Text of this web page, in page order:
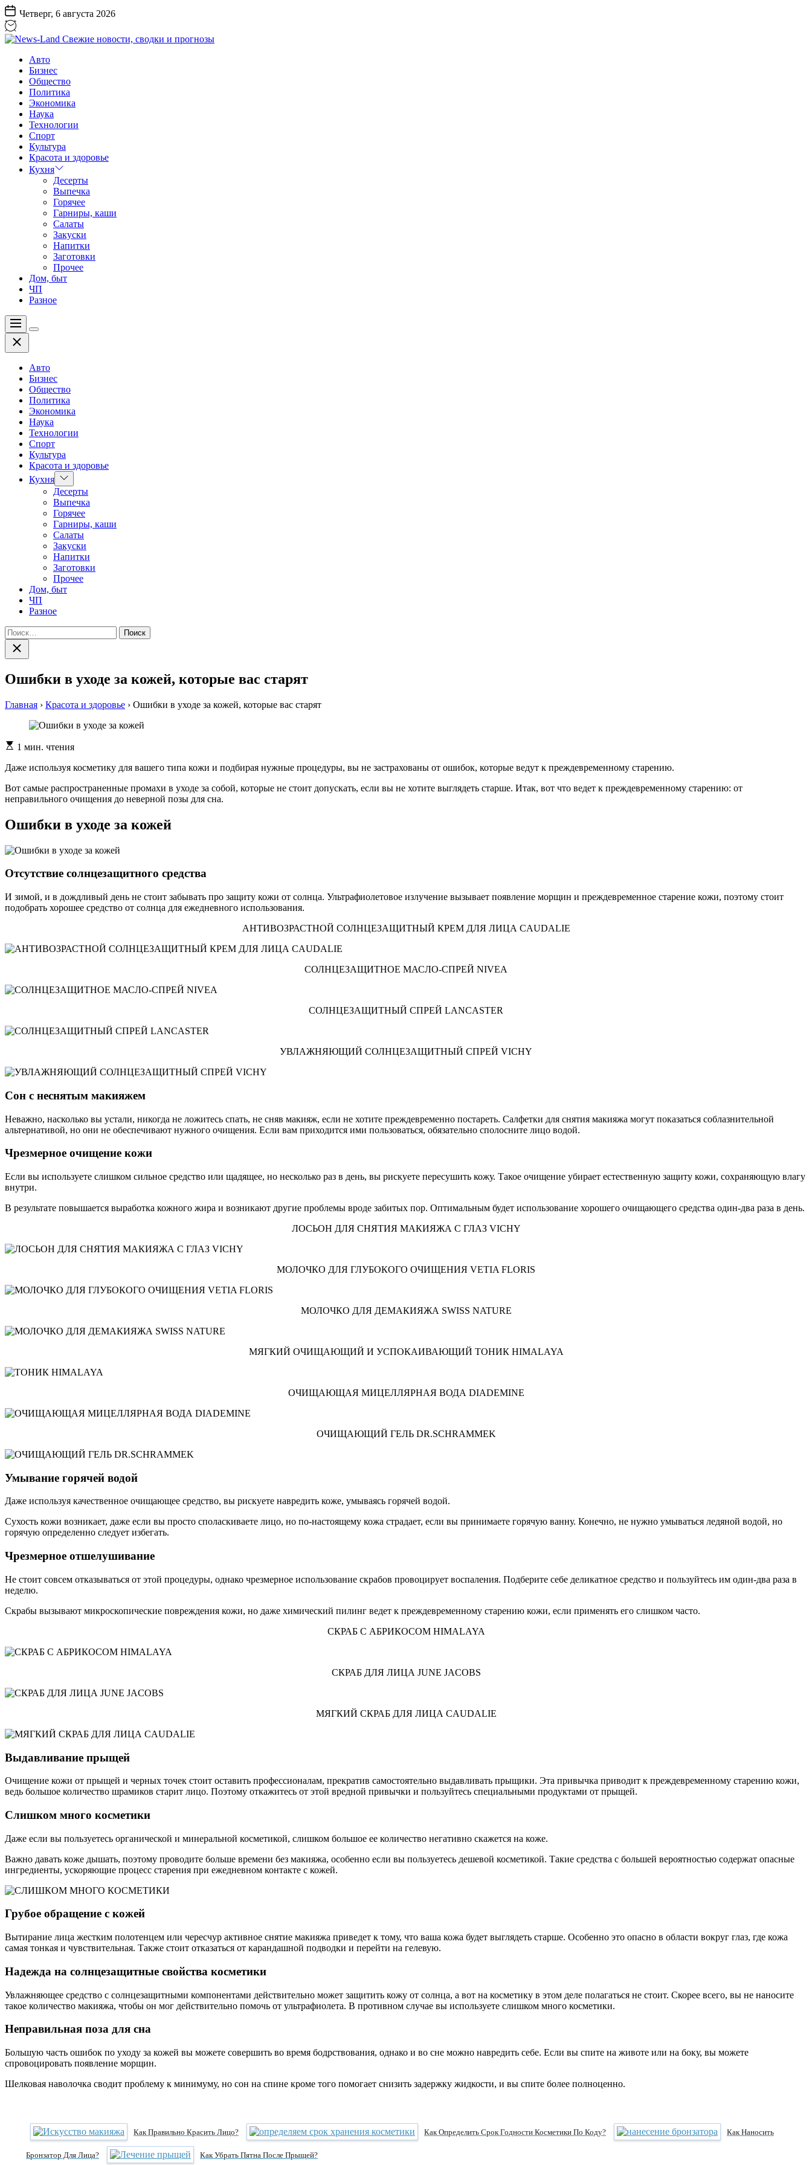
Перейти
к
содержанию
Четверг, 6 августа 2026
Land
Свежие
новости,
сводки
прогнозы
Авто
Бизнес
Общество
Политика
Экономика
Наука
Технологии
Спорт
Культура
Красота и здоровье
Кухня
Десерты
Выпечка
Горячее
Гарниры, каши
Салаты
Закуски
Напитки
Заготовки
Прочее
Дом, быт
ЧП
Разное
Меню
Цвет
Закрыть
Авто
Бизнес
Общество
Политика
Экономика
Наука
Технологии
Спорт
Культура
Красота и здоровье
Кухня Показать
подменю
Десерты
Выпечка
Горячее
Гарниры, каши
Салаты
Закуски
Напитки
Заготовки
Прочее
Дом, быт
ЧП
Разное
Найти:
Закрыть
поиск
Ошибки в уходе за кожей, которые вас старят
Главная › Красота и здоровье › Ошибки в уходе за кожей, которые вас старят
Расчетное
чтения
1 мин. чтения
Даже используя косметику для вашего типа кожи и подбирая нужные процедуры, вы не застрахованы от ошибок, которые ведут к преждевременному старению.
Вот самые распространенные промахи в уходе за собой, которые не стоит допускать, если вы не хотите выглядеть старше. Итак, вот что ведет к преждевременному старению: от
неправильного очищения до неверной позы для сна.
Ошибки в уходе за кожей
Отсутствие солнцезащитного средства
И зимой, и в дождливый день не стоит забывать про защиту кожи от солнца. Ультрафиолетовое излучение вызывает появление морщин и преждевременное старение кожи, поэтому стоит
подобрать хорошее средство от солнца для ежедневного использования.
АНТИВОЗРАСТНОЙ СОЛНЦЕЗАЩИТНЫЙ КРЕМ ДЛЯ ЛИЦА CAUDALIE
СОЛНЦЕЗАЩИТНОЕ МАСЛО-СПРЕЙ NIVEA
СОЛНЦЕЗАЩИТНЫЙ СПРЕЙ LANCASTER
УВЛАЖНЯЮЩИЙ СОЛНЦЕЗАЩИТНЫЙ СПРЕЙ VICHY
Сон с неснятым макияжем
Неважно, насколько вы устали, никогда не ложитесь спать, не сняв макияж, если не хотите преждевременно постареть. Салфетки для снятия макияжа могут показаться соблазнительной
альтернативой, но они не обеспечивают нужного очищения. Если вам приходится ими пользоваться, обязательно сполосните лицо водой.
Чрезмерное очищение кожи
Если вы используете слишком сильное средство или щадящее, но несколько раз в день, вы рискуете пересушить кожу. Такое очищение убирает естественную защиту кожи, сохраняющую влагу
внутри.
В результате повышается выработка кожного жира и возникают другие проблемы вроде забитых пор. Оптимальным будет использование хорошего очищающего средства один-два раза в день.
ЛОСЬОН ДЛЯ СНЯТИЯ МАКИЯЖА С ГЛАЗ VICHY
МОЛОЧКО ДЛЯ ГЛУБОКОГО ОЧИЩЕНИЯ VETIA FLORIS
МОЛОЧКО ДЛЯ ДЕМАКИЯЖА SWISS NATURE
МЯГКИЙ ОЧИЩАЮЩИЙ И УСПОКАИВАЮЩИЙ ТОНИК HIMALAYA
ОЧИЩАЮЩАЯ МИЦЕЛЛЯРНАЯ ВОДА DIADEMINE
ОЧИЩАЮЩИЙ ГЕЛЬ DR.SCHRAMMEK
Умывание горячей водой
Даже используя качественное очищающее средство, вы рискуете навредить коже, умываясь горячей водой.
Сухость кожи возникает, даже если вы просто споласкиваете лицо, но по-настоящему кожа страдает, если вы принимаете горячую ванну. Конечно, не нужно умываться ледяной водой, но
горячую определенно следует избегать.
Чрезмерное отшелушивание
Не стоит совсем отказываться от этой процедуры, однако чрезмерное использование скрабов провоцирует воспаления. Подберите себе деликатное средство и пользуйтесь им один-два раза в
неделю.
Скрабы вызывают микроскопические повреждения кожи, но даже химический пилинг ведет к преждевременному старению кожи, если применять его слишком часто.
СКРАБ С АБРИКОСОМ HIMALAYA
СКРАБ ДЛЯ ЛИЦА JUNE JACOBS
МЯГКИЙ СКРАБ ДЛЯ ЛИЦА CAUDALIE
Выдавливание прыщей
Очищение кожи от прыщей и черных точек стоит оставить профессионалам, прекратив самостоятельно выдавливать прыщики. Эта привычка приводит к преждевременному старению кожи,
ведь большое количество шрамиков старит лицо. Поэтому откажитесь от этой вредной привычки и пользуйтесь специальными продуктами от прыщей.
Слишком много косметики
Даже если вы пользуетесь органической и минеральной косметикой, слишком большое ее количество негативно скажется на коже.
Важно давать коже дышать, поэтому проводите больше времени без макияжа, особенно если вы пользуетесь дешевой косметикой. Такие средства с большей вероятностью содержат опасные
ингредиенты, ускоряющие процесс старения при ежедневном контакте с кожей.
Грубое обращение с кожей
Вытирание лица жестким полотенцем или чересчур активное снятие макияжа приведет к тому, что ваша кожа будет выглядеть старше. Особенно это опасно в области вокруг глаз, где кожа
самая тонкая и чувствительная. Также стоит отказаться от карандашной подводки и перейти на гелевую.
Надежда на солнцезащитные свойства косметики
Увлажняющее средство с солнцезащитными компонентами действительно может защитить кожу от солнца, а вот на косметику в этом деле полагаться не стоит. Скорее всего, вы не наносите
такое количество макияжа, чтобы он мог действительно помочь от ультрафиолета. В противном случае вы используете слишком много косметики.
Неправильная поза для сна
Большую часть ошибок по уходу за кожей вы можете совершить во время бодрствования, однако и во сне можно навредить себе. Если вы спите на животе или на боку, вы можете
спровоцировать появление морщин.
Шелковая наволочка сводит проблему к минимуму, но сон на спине кроме того помогает снизить задержку жидкости, и вы спите более полноценно.
Как Правильно Красить Лицо? Как Определить Срок Годности Косметики По Коду? Как Наносить
Бронзатор Для Лица? Как Убрать Пятна После Прыщей?